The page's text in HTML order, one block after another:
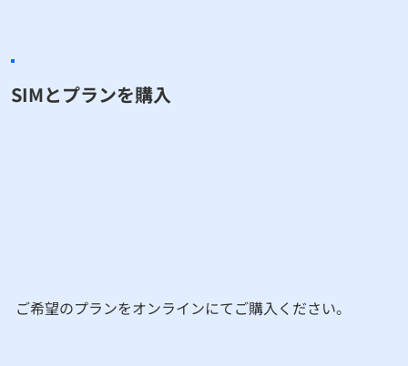
​SIMとプランを購入
​ご希望のプランをオンラインにてご購入ください。